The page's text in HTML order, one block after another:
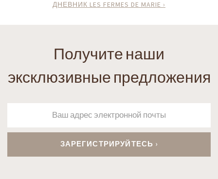
Получите наши
эксклюзивные предложения
ДНЕВНИК LES FERMES DE MARIE ›